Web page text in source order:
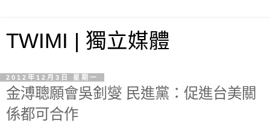
TWIMI | 獨立媒體
2012年12月3日 星期一
金溥聰願會吳釗燮 民進黨：促進台美關
係都可合作